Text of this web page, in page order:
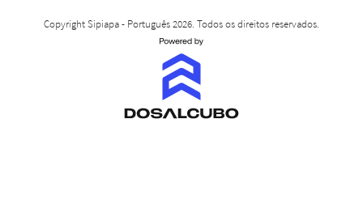
Copyright Sipiapa - Português 2026. Todos os direitos reservados.